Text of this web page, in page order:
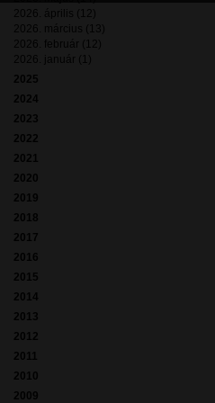
2026. április (12)
2026. március (13)
2026. február (12)
2026. január (1)
2025
2024
2023
2022
2021
2020
2019
2018
2017
2016
2015
2014
2013
2012
2011
2010
2009